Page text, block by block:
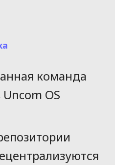
команда
OS